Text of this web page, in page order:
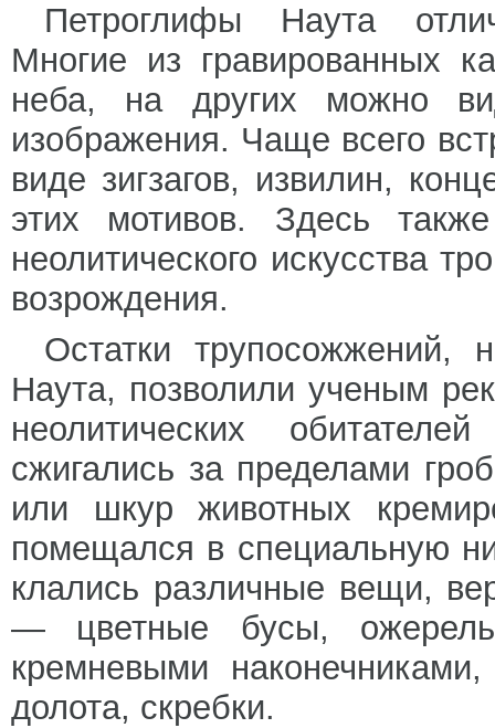
Петроглифы Наута
Многие из гравированных
неба, на других можно
изображения. Чаще всего
виде зигзагов, извилин,
этих мотивов. Здесь
неолитического искусства
возрождения.
Остатки трупосожжений,
Наута, позволили ученым
неолитических
сжигались за пределами
или шкур животных
помещался в специальную
клались различные вещи,
— цветные бусы,
кремневыми
долота, скребки.